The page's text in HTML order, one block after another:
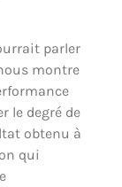
parler
montre
le degré de
obtenu à
qui